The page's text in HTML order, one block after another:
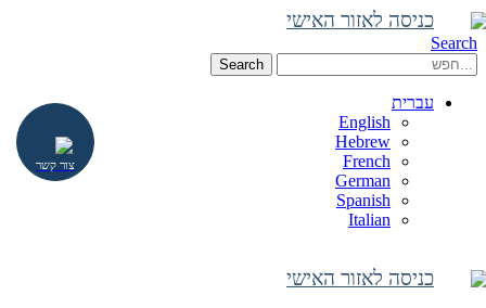
כניסה לאזור האישי
Search
Search
עברית
English
Hebrew
French
German
Spanish
Italian
כניסה לאזור האישי
צור קשר